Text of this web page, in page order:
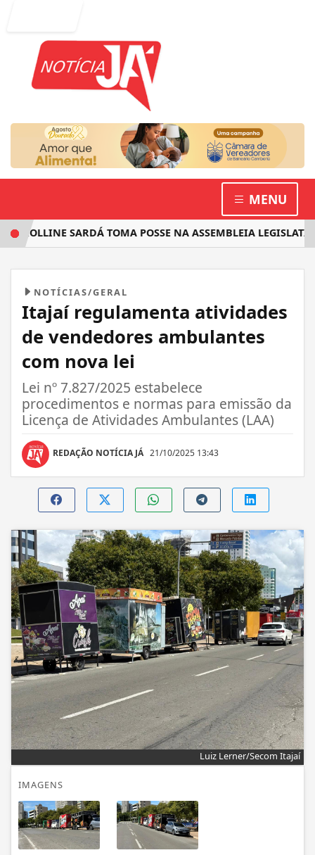
MENU
SARDÁ TOMA POSSE NA ASSEMBLEIA LEGISLATIVA
NOTÍCIAS/GERAL
Itajaí regulamenta atividades
de vendedores ambulantes
com nova lei
Lei nº 7.827/2025 estabelece
procedimentos e normas para emissão da
Licença de Atividades Ambulantes (LAA)
REDAÇÃO NOTÍCIA JÁ 21/10/2025 13:43
Luiz Lerner/Secom Itajaí
IMAGENS